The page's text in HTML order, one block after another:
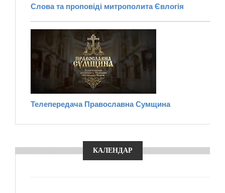
Слова та проповіді митрополита Євлогія
Телепередача Православна Сумщина
КАЛЕНДАР